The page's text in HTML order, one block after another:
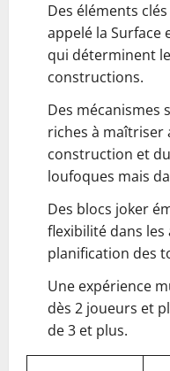
Des éléments
appelé la Surface
qui déterminent
constructions.
Des mécanismes
riches à maîtriser
construction et
loufoques mais
Des blocs joker
flexibilité dans les
planification des
Une expérience
dès 2 joueurs et
de 3 et plus.